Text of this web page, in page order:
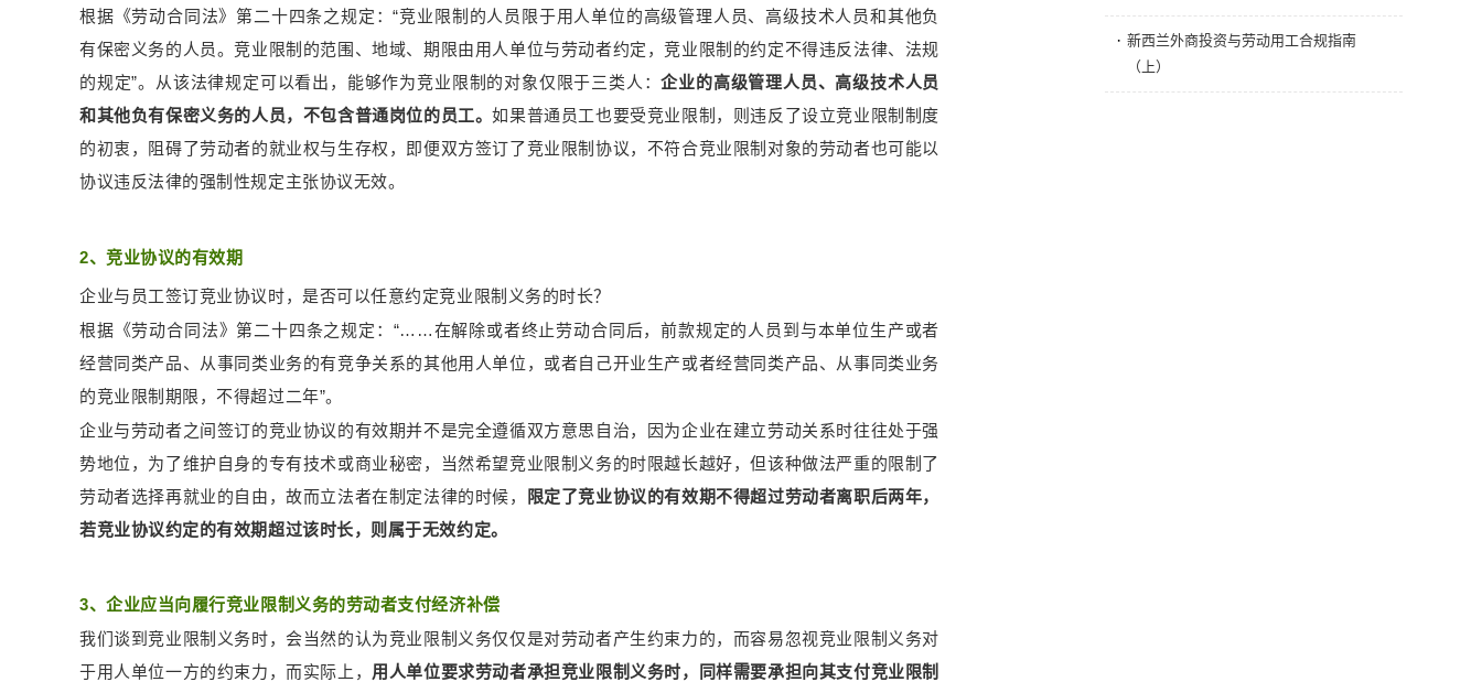
根据《劳动合同法》第二十四条之规定：“竞业限制的人员限于用人单位的高级管理人员、高级技术人员和其他负
有保密义务的人员。竞业限制的范围、地域、期限由用人单位与劳动者约定，竞业限制的约定不得违反法律、法规
的规定”。从该法律规定可以看出，能够作为竞业限制的对象仅限于三类人：企业的高级管理人员、高级技术人员
和其他负有保密义务的人员，不包含普通岗位的员工。如果普通员工也要受竞业限制，则违反了设立竞业限制制度
的初衷，阻碍了劳动者的就业权与生存权，即便双方签订了竞业限制协议，不符合竞业限制对象的劳动者也可能以
协议违反法律的强制性规定主张协议无效。
2、竞业协议的有效期
企业与员工签订竞业协议时，是否可以任意约定竞业限制义务的时长？
根据《劳动合同法》第二十四条之规定：“……在解除或者终止劳动合同后，前款规定的人员到与本单位生产或者
经营同类产品、从事同类业务的有竞争关系的其他用人单位，或者自己开业生产或者经营同类产品、从事同类业务
的竞业限制期限，不得超过二年”。
企业与劳动者之间签订的竞业协议的有效期并不是完全遵循双方意思自治，因为企业在建立劳动关系时往往处于强
势地位，为了维护自身的专有技术或商业秘密，当然希望竞业限制义务的时限越长越好，但该种做法严重的限制了
劳动者选择再就业的自由，故而立法者在制定法律的时候，
限定了竞业协议的有效期不得超过劳动者离职后两年，
若竞业协议约定的有效期超过该时长，则属于无效约定。
3、企业应当向履行竞业限制义务的劳动者支付经济补偿
我们谈到竞业限制义务时，会当然的认为竞业限制义务仅仅是对劳动者产生约束力的，而容易忽视竞业限制义务对
于用人单位一方的约束力，而实际上， 用人单位要求劳动者承担竞业限制义务时，同样需要承担向其支付竞业限制
· 新西兰外商投资与劳动用工合规指南
（上）